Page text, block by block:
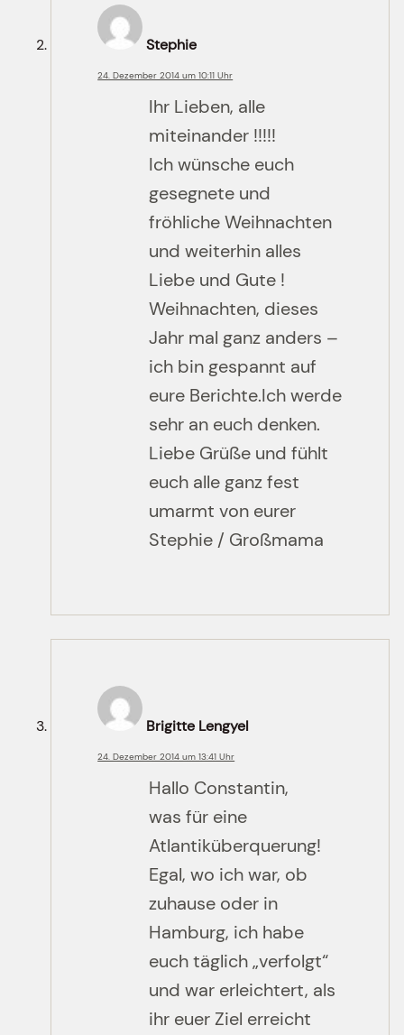
Stephie
24. Dezember 2014 um 10:11 Uhr
Ihr Lieben, alle
miteinander !!!!!
Ich wünsche euch
gesegnete und
fröhliche Weihnachten
und weiterhin alles
Liebe und Gute !
Weihnachten, dieses
Jahr mal ganz anders –
ich bin gespannt auf
eure Berichte.Ich werde
sehr an euch denken.
Liebe Grüße und fühlt
euch alle ganz fest
umarmt von eurer
Stephie / Großmama
Brigitte Lengyel
24. Dezember 2014 um 13:41 Uhr
Hallo Constantin,
was für eine
Atlantiküberquerung!
Egal, wo ich war, ob
zuhause oder in
Hamburg, ich habe
euch täglich „verfolgt“
und war erleichtert, als
ihr euer Ziel erreicht